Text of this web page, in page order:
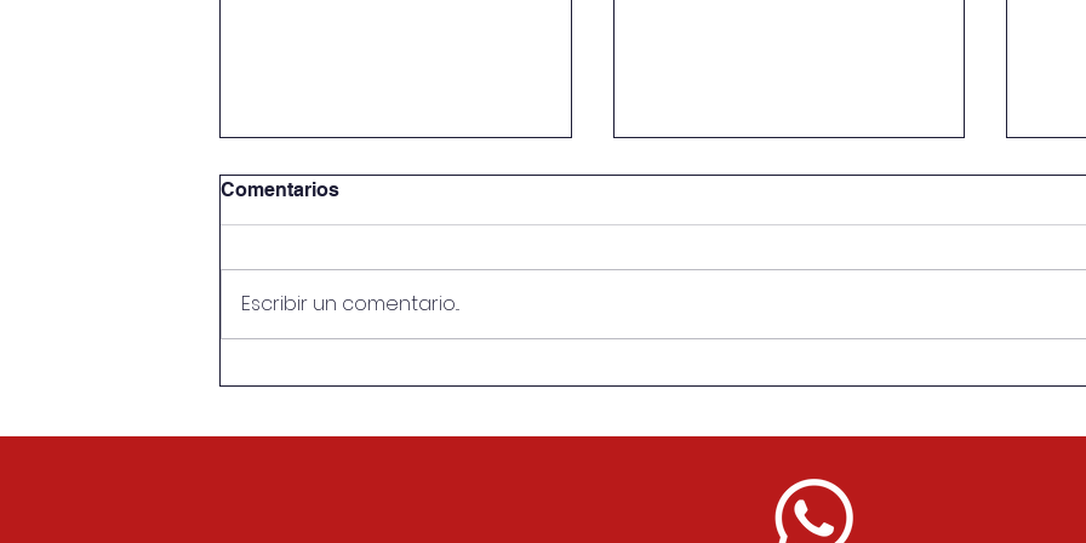
Comentarios
Escribir un comentario...